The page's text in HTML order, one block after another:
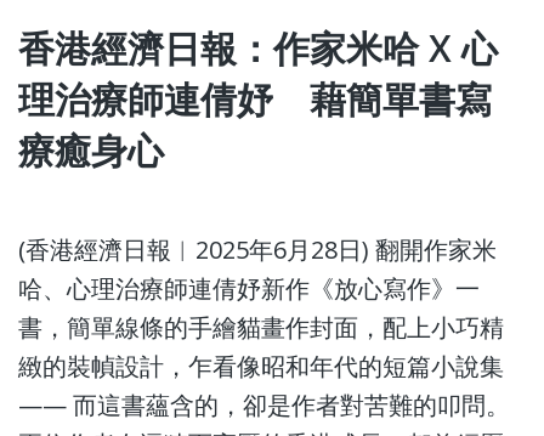
香港經濟日報：作家米哈 X 心
理治療師連倩妤 藉簡單書寫
療癒身心
(香港經濟日報︱2025年6月28日) 翻開作家米
哈、心理治療師連倩妤新作《放心寫作》一
書，簡單線條的手繪貓畫作封面，配上小巧精
緻的裝幀設計，乍看像昭和年代的短篇小說集
—— 而這書蘊含的，卻是作者對苦難的叩問。